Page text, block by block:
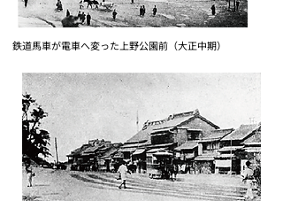
鉄道馬車が電車へ変った上野公園前（大正中期）